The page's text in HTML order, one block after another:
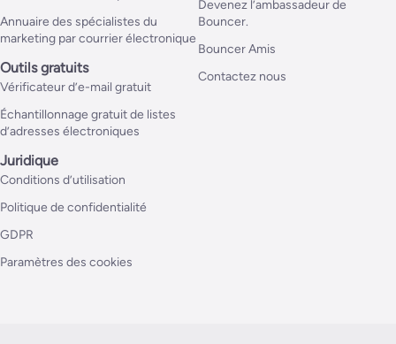
Annuaire des spécialistes du
marketing par courrier électronique
Outils gratuits
Vérificateur d’e-mail gratuit
Échantillonnage gratuit de listes
d’adresses électroniques
Devenez l’ambassadeur de
Bouncer.
Bouncer Amis
Contactez nous
Juridique
Conditions d’utilisation
Politique de confidentialité
GDPR
Paramètres des cookies